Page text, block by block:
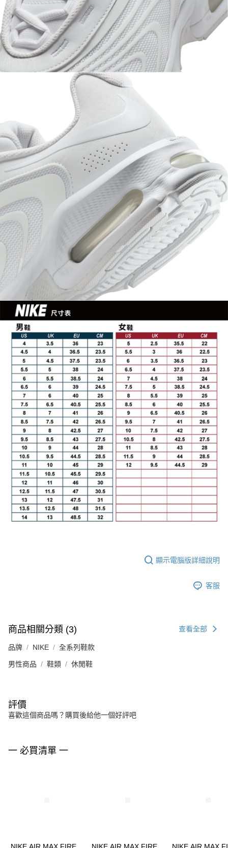
顯示電腦版詳細說明
客服
商品相關分類 (3) 查看全部
品牌 NIKE 全系列鞋款
男性商品 鞋類 休閒鞋
評價
喜歡這個商品嗎？購買後給他一個好評吧
一 必買清單 一
NIKE AIR MAX FIRE NIKE AIR MAX FIRE NIKE AIR MAX